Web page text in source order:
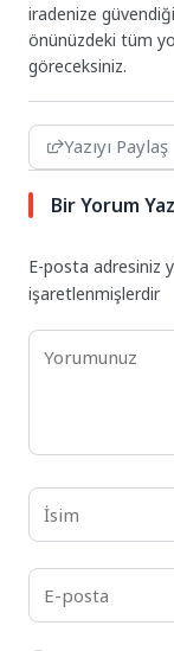
iradenize
önünüzdeki tüm
göreceksiniz.
Yazıyı Paylaş
Bir Yorum
E-posta adresiniz
işaretlenmişlerdir